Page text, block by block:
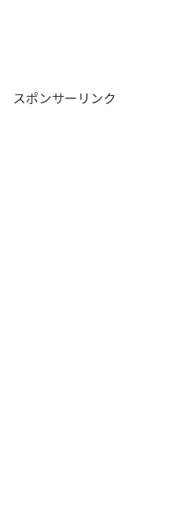
スポンサーリンク